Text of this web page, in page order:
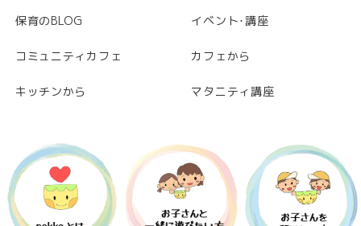
保育のBLOG イベント･講座
コミュニティカフェ カフェから
キッチンから マタニティ講座